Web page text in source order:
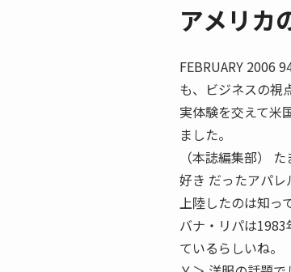
アメリカ
FEBRUARY 2006
も、ビジネスの視
実体験を交えて米
ました。
（本誌編集部）
好き だったアパ
上陸したのは知っ
バナ・リパは1983
ているらしいね。